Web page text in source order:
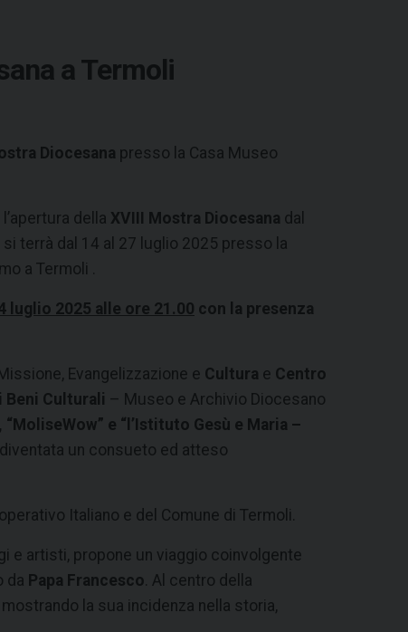
a Termoli
Diocesana presso la Casa Museo
della XVIII Mostra Diocesana dal
si terrà dal 14 al 27 luglio 2025 presso la
a Termoli .
luglio 2025 alle ore 21.00 con la presenza
Evangelizzazione e Cultura e Centro
Beni Culturali – Museo e Archivio Diocesano
e “l’Istituto Gesù e Maria –
un consueto ed atteso
Italiano e del Comune di Termoli.
e artisti, propone un viaggio coinvolgente
da Papa Francesco . Al centro della
la sua incidenza nella storia,